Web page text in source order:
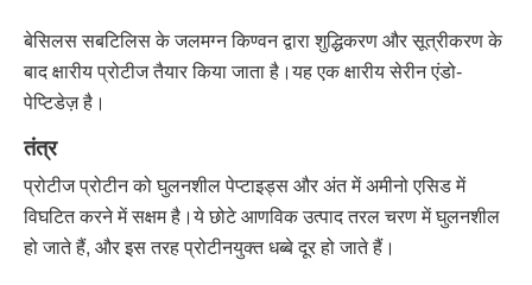
बेसिलस सबटिलिस के जलमग्न किण्वन द्वारा शुद्धिकरण और सूत्रीकरण के
बाद क्षारीय प्रोटीज तैयार किया जाता है।यह एक क्षारीय सेरीन एंडो-
पेप्टिडेज़ है।
तंत्र
प्रोटीज प्रोटीन को घुलनशील पेप्टाइड्स और अंत में अमीनो एसिड में
विघटित करने में सक्षम है।ये छोटे आणविक उत्पाद तरल चरण में घुलनशील
हो जाते हैं, और इस तरह प्रोटीनयुक्त धब्बे दूर हो जाते हैं।